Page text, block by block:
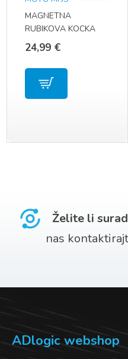
MAGNETNA
RUBIKOVA KOCKA
4×4
24,99 €
Želite li
nas
ADlogic webshop